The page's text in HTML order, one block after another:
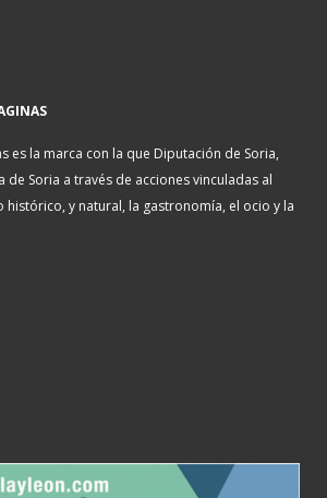
es la marca con la que Diputación de Soria,
Soria a través de acciones vinculadas al
y natural, la gastronomía, el ocio y la